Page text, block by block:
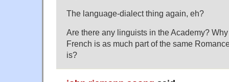
The language-dialect thing again, eh?
Are there any linguists in the Academy?
French is as much part of the same
is?